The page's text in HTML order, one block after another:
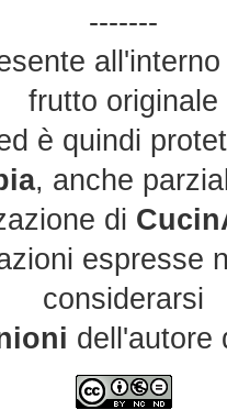
-------
frutto originale
è quindi
, anche
di
espresse
considerarsi
dell'autore